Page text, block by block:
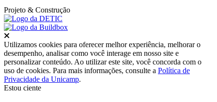
Projeto & Construção
Utilizamos cookies para oferecer melhor experiência, melhorar o
desempenho, analisar como você interage em nosso site e
personalizar conteúdo. Ao utilizar este site, você concorda com o
uso de cookies. Para mais informações, consulte a Política de
Privacidade da Unicamp.
Estou ciente